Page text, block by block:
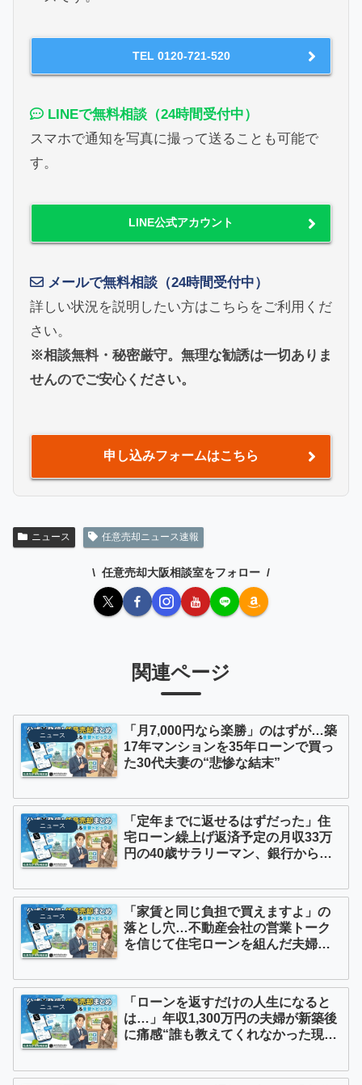
TEL 0120-721-520
LINEで無料相談（24時間受付中）
スマホで通知を写真に撮って送ることも可能で
す。
LINE公式アカウント
メールで無料相談（24時間受付中）
詳しい状況を説明したい方はこちらをご利用くだ
さい。
※相談無料・秘密厳守。無理な勧誘は一切ありま
せんのでご安心ください。
申し込みフォームはこちら
ニュース 任意売却ニュース速報
任意売却大阪相談室をフォロー
関連ページ
ニュース
「月7,000円なら楽勝」のはずが…築
17年マンションを35年ローンで買っ
た30代夫妻の“悲惨な結末”
ニュース
「定年までに返せるはずだった」住
宅ローン繰上げ返済予定の月収33万
円の40歳サラリーマン、銀行から
後の2029年に迫る〈もっと恐ろしい
事態〉【FPが警告】
ニュース
「家賃と同じ負担で買えますよ」の
落とし穴…不動産会社の営業トーク
を信じて住宅ローンを組んだ夫婦を
ニュース
「ローンを返すだけの人生になると
は…」年収1,300万円の夫婦が新築後
に痛感“誰も教えてくれなかった現